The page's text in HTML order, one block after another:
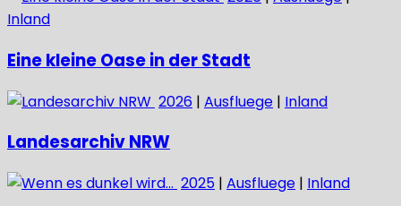
Inland
Eine kleine Oase in der Stadt
2026 | Ausfluege | Inland
Landesarchiv NRW
2025 | Ausfluege | Inland